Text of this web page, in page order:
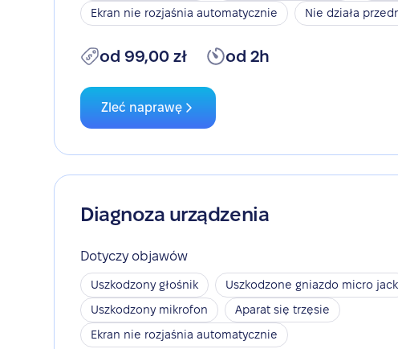
Ekran nie rozjaśnia automatycznie
Nie działa
od 99,00 zł od 2h
Zleć naprawę
Diagnoza urządzenia
Dotyczy objawów
Uszkodzony głośnik
Uszkodzone gniazdo micro jack
Uszkodzony mikrofon
Aparat się trzęsie
Ekran nie rozjaśnia automatycznie